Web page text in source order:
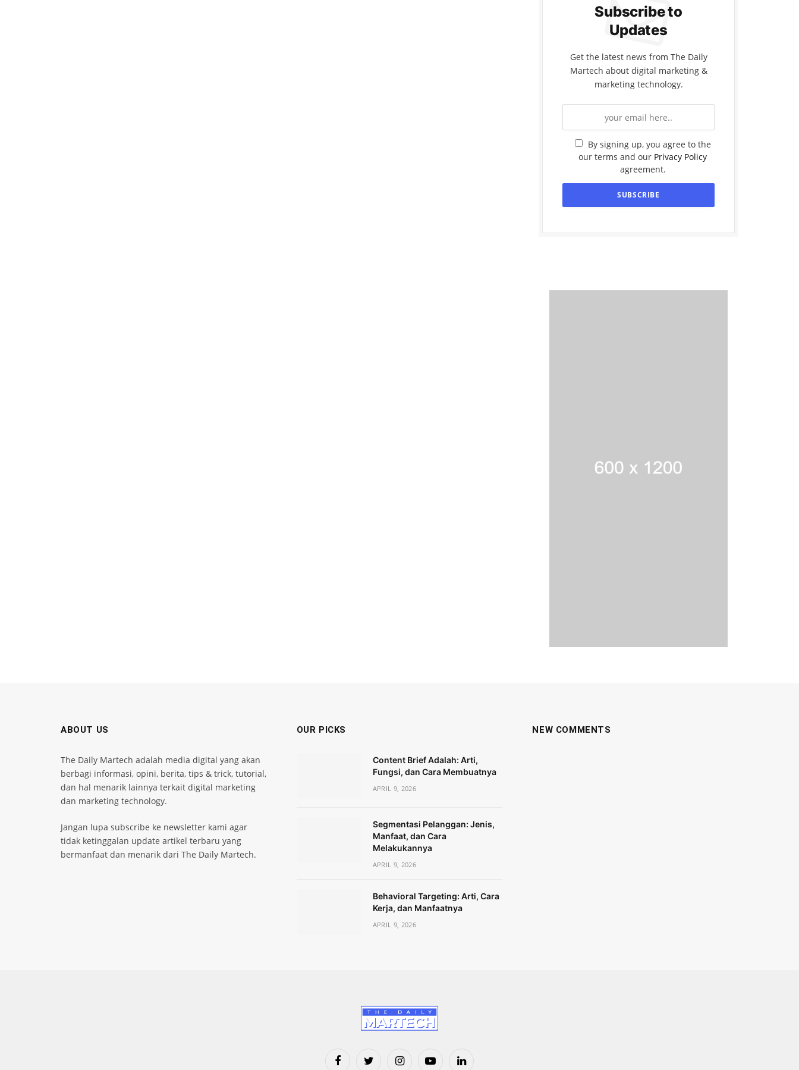
Subscribe to
Updates
Get the latest news from The Daily
Martech about digital marketing &
marketing technology.
By signing up, you agree to the
our terms and our Privacy Policy
agreement.
ABOUT US
The Daily Martech adalah media digital yang akan
berbagi informasi, opini, berita, tips & trick, tutorial,
dan hal menarik lainnya terkait digital marketing
dan marketing technology.
Jangan lupa subscribe ke newsletter kami agar
tidak ketinggalan update artikel terbaru yang
bermanfaat dan menarik dari The Daily Martech.
OUR PICKS
Content Brief Adalah: Arti,
Fungsi, dan Cara Membuatnya
APRIL 9, 2026
Segmentasi Pelanggan: Jenis,
Manfaat, dan Cara
Melakukannya
APRIL 9, 2026
Behavioral Targeting: Arti, Cara
Kerja, dan Manfaatnya
APRIL 9, 2026
NEW COMMENTS
FacebookTwitter InstagramYouTubeLinkedIn